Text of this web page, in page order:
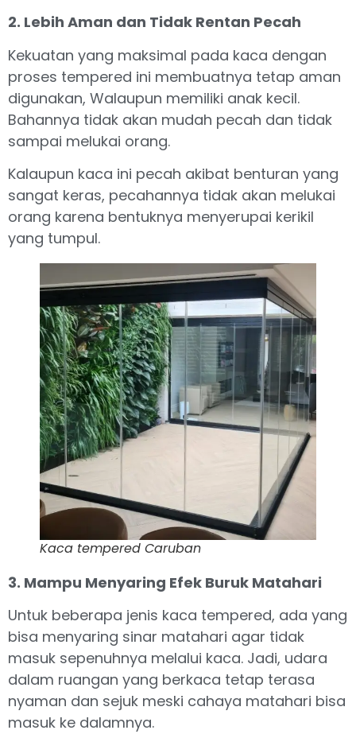
2. Lebih Aman dan Tidak Rentan Pecah
Kekuatan yang maksimal pada kaca dengan
proses tempered ini membuatnya tetap aman
digunakan, Walaupun memiliki anak kecil.
Bahannya tidak akan mudah pecah dan tidak
sampai melukai orang.
Kalaupun kaca ini pecah akibat benturan yang
sangat keras, pecahannya tidak akan melukai
orang karena bentuknya menyerupai kerikil
yang tumpul.
Kaca tempered Caruban
3. Mampu Menyaring Efek Buruk Matahari
Untuk beberapa jenis kaca tempered, ada yang
bisa menyaring sinar matahari agar tidak
masuk sepenuhnya melalui kaca. Jadi, udara
dalam ruangan yang berkaca tetap terasa
nyaman dan sejuk meski cahaya matahari bisa
masuk ke dalamnya.